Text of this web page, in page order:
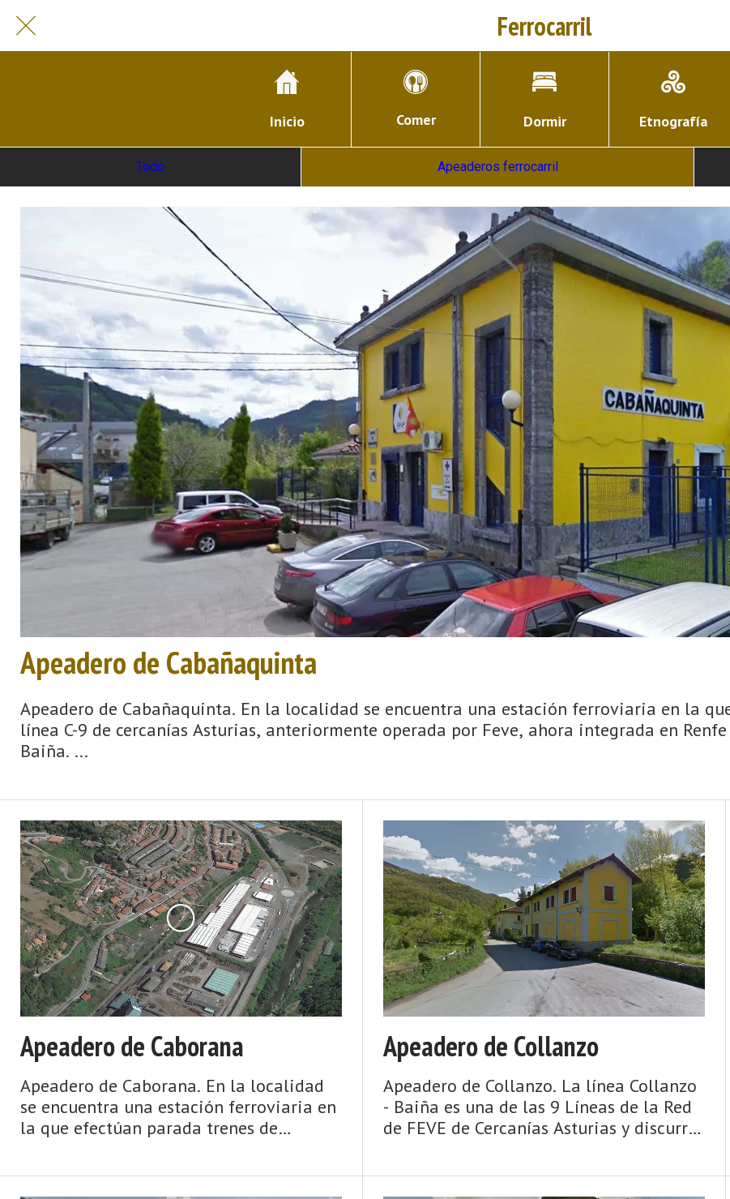
Ferrocarril
Inicio Comer Dormir Etnografía
Todo Apeaderos ferrocarril
Apeadero de Cabañaquinta
Apeadero de Cabañaquinta. En la localidad se encuentra una estación ferroviaria en la
línea C-9 de cercanías Asturias, anteriormente operada por Feve, ahora integrada en
Baiña. ...
Apeadero de Caborana
Apeadero de Caborana. En la localidad
se encuentra una estación ferroviaria en
la que efectúan parada trenes de
Apeadero de Collanzo
Apeadero de Collanzo. La línea Collanzo
- Baiña es una de las 9 Líneas de la Red
de FEVE de Cercanías Asturias y discurre